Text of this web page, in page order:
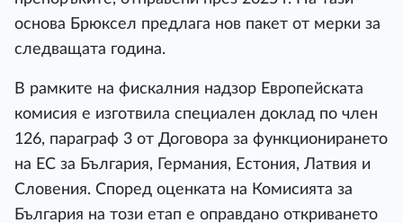
основа Брюксел предлага нов пакет от мерки за
следващата година.
В рамките на фискалния надзор Европейската
комисия е изготвила специален доклад по член
126, параграф 3 от Договора за функционирането
на ЕС за България, Германия, Естония, Латвия и
Словения. Според оценката на Комисията за
България на този етап е оправдано откриването